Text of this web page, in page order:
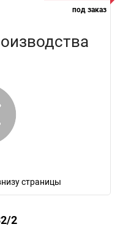
под заказ
страницы
2